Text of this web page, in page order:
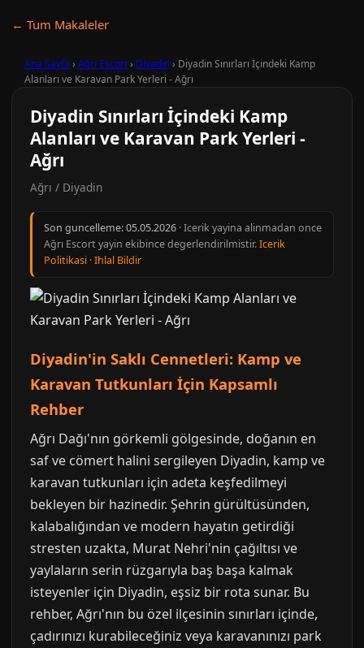
← Tum Makaleler
Ana Sayfa › Ağrı Escort› Diyadin› Diyadin Sınırları İçindeki Kamp
Alanları ve Karavan Park Yerleri - Ağrı
Diyadin Sınırları İçindeki Kamp
Alanları ve Karavan Park Yerleri -
Ağrı
Ağrı / Diyadin
Son guncelleme:05.05.2026 · Icerik yayina alinmadan once
Ağrı Escort yayin ekibince degerlendirilmistir.Icerik
Politikasi ·Ihlal Bildir
Diyadin'in Saklı Cennetleri: Kamp ve
Karavan Tutkunları İçin Kapsamlı
Rehber
Ağrı Dağı'nın görkemli gölgesinde, doğanın en
saf ve cömert halini sergileyen Diyadin, kamp ve
karavan tutkunları için adeta keşfedilmeyi
bekleyen bir hazinedir. Şehrin gürültüsünden,
kalabalığından ve modern hayatın getirdiği
stresten uzakta, Murat Nehri'nin çağıltısı ve
yaylaların serin rüzgarıyla baş başa kalmak
isteyenler için Diyadin, eşsiz bir rota sunar. Bu
rehber, Ağrı'nın bu özel ilçesinin sınırları içinde,
çadırınızı kurabileceğiniz veya karavanınızı park